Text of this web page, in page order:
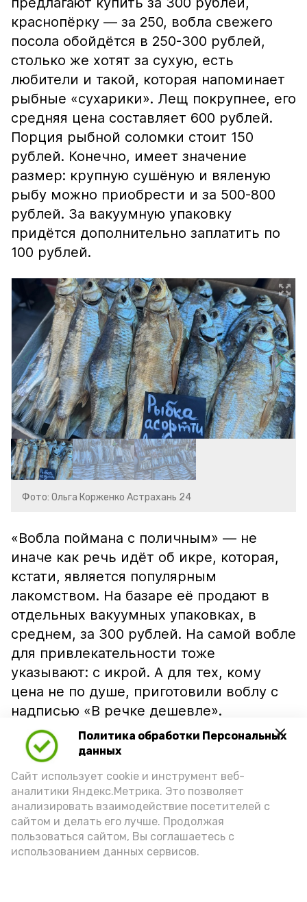
Политика обработки Персональных
данных
Сайт использует cookie и инструмент веб-
аналитики Яндекс.Метрика. Это позволяет
анализировать взаимодействие посетителей с
сайтом и делать его лучше. Продолжая
пользоваться сайтом, Вы соглашаетесь с
использованием данных сервисов.
краснопёрку — за 250, вобла свежего
посола обойдётся в 250-300 рублей,
столько же хотят за сухую, есть
любители и такой, которая напоминает
рыбные «сухарики». Лещ покрупнее, его
средняя цена составляет 600 рублей.
Порция рыбной соломки стоит 150
рублей. Конечно, имеет значение
размер: крупную сушёную и вяленую
рыбу можно приобрести и за 500-800
рублей. За вакуумную упаковку
придётся дополнительно заплатить по
100 рублей.
Фото: Ольга Корженко Астрахань 24
«Вобла поймана с поличным» — не
иначе как речь идёт об икре, которая,
кстати, является популярным
лакомством. На базаре её продают в
отдельных вакуумных упаковках, в
среднем, за 300 рублей. На самой вобле
для привлекательности тоже
указывают: с икрой. А для тех, кому
цена не по душе, приготовили воблу с
надписью «В речке дешевле».